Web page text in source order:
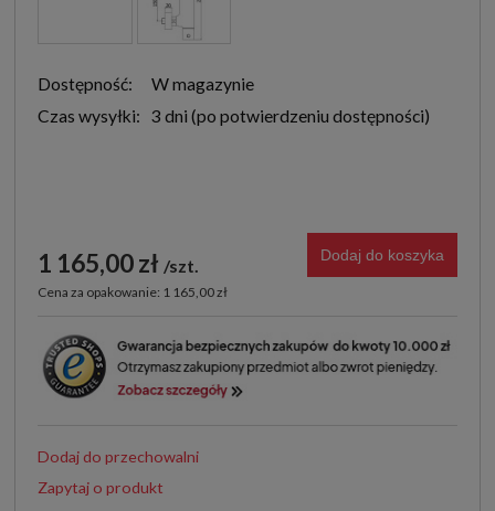
Dostępność:
W magazynie
Czas wysyłki: 3 dni
1 165,00 zł szt.
Cena za opakowanie: 1 165,00 zł
Dodaj do koszyka
Dodaj do przechowalni
Zapytaj o produkt